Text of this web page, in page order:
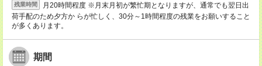
残業時間
月20時間程度 ※月末月初が繁忙期となりますが、通常でも翌日出
荷手配のため夕方か らが忙しく、30分～1時間程度の残業をお願いすること
が多くあります。
期間